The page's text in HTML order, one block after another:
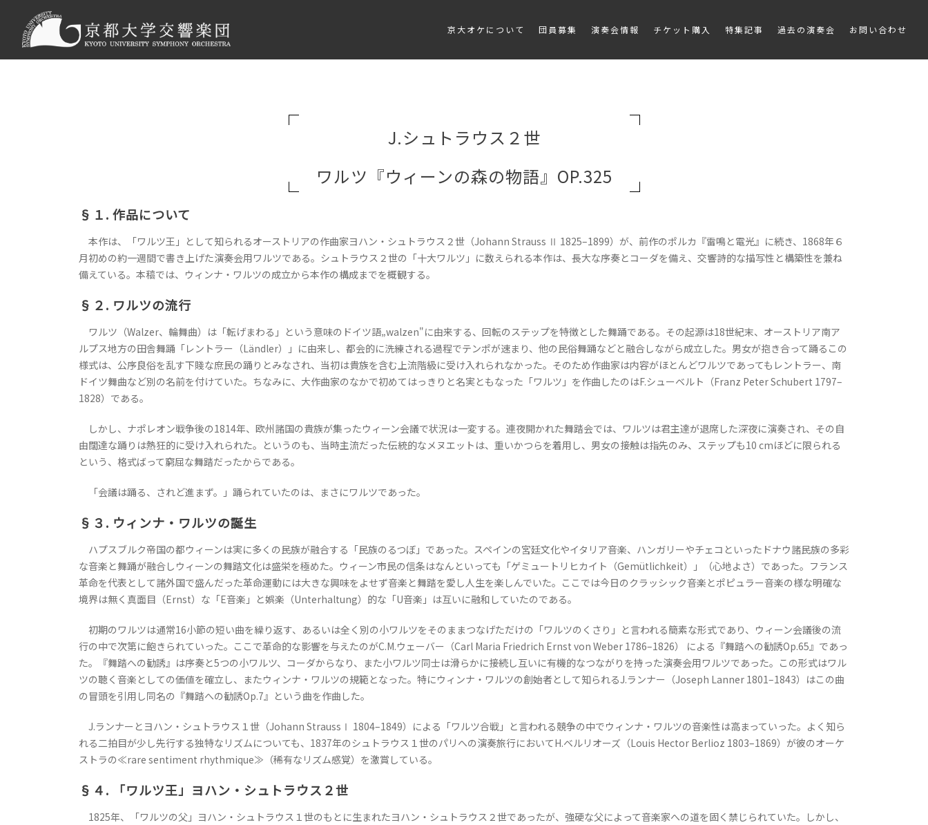
京大オケについて 団員募集 演奏会情報 チケット購入 特集記事 過去の演奏会 お問い合わせ
J.シュトラウス２世
ワルツ『ウィーンの森の物語』OP.325
§１. 作品について
本作は、「ワルツ王」として知られるオーストリアの作曲家ヨハン・シュトラウス２世（Johann Strauss Ⅱ 1825–1899）が、前作のポルカ『雷鳴と電光』に続き、1868年６
月初めの約一週間で書き上げた演奏会用ワルツである。シュトラウス２世の「十大ワルツ」に数えられる本作は、長大な序奏とコーダを備え、交響詩的な描写性と構築性を兼ね
備えている。本稿では、ウィンナ・ワルツの成立から本作の構成までを概観する。
§２. ワルツの流行
ワルツ（Walzer、輪舞曲）は「転げまわる」という意味のドイツ語„walzen"に由来する、回転のステップを特徴とした舞踊である。その起源は18世紀末、オーストリア南ア
ルプス地方の田舎舞踊「レントラー（Ländler）」に由来し、都会的に洗練される過程でテンポが速まり、他の民俗舞踊などと融合しながら成立した。男女が抱き合って踊るこの
様式は、公序良俗を乱す下賤な庶民の踊りとみなされ、当初は貴族を含む上流階級に受け入れられなかった。そのため作曲家は内容がほとんどワルツであってもレントラー、南
ドイツ舞曲など別の名前を付けていた。ちなみに、大作曲家のなかで初めてはっきりと名実ともなった「ワルツ」を作曲したのはF.シューベルト（Franz Peter Schubert 1797–
1828）である。
しかし、ナポレオン戦争後の1814年、欧州諸国の貴族が集ったウィーン会議で状況は一変する。連夜開かれた舞踏会では、ワルツは君主達が退席した深夜に演奏され、その自
由闊達な踊りは熱狂的に受け入れられた。というのも、当時主流だった伝統的なメヌエットは、重いかつらを着用し、男女の接触は指先のみ、ステップも10 cmほどに限られる
という、格式ばって窮屈な舞踏だったからである。
「会議は踊る、されど進まず。」踊られていたのは、まさにワルツであった。
§３. ウィンナ・ワルツの誕生
ハプスブルク帝国の都ウィーンは実に多くの民族が融合する「民族のるつぼ」であった。スペインの宮廷文化やイタリア音楽、ハンガリーやチェコといったドナウ諸民族の多彩
な音楽と舞踊が融合しウィーンの舞踏文化は盛栄を極めた。ウィーン市民の信条はなんといっても「ゲミュートリヒカイト（Gemütlichkeit）」（心地よさ）であった。フランス
革命を代表として諸外国で盛んだった革命運動には大きな興味をよせず音楽と舞踏を愛し人生を楽しんでいた。ここでは今日のクラッシック音楽とポピュラー音楽の様な明確な
境界は無く真面目（Ernst）な「E音楽」と娯楽（Unterhaltung）的な「U音楽」は互いに融和していたのである。
初期のワルツは通常16小節の短い曲を繰り返す、あるいは全く別の小ワルツをそのままつなげただけの「ワルツのくさり」と言われる簡素な形式であり、ウィーン会議後の流
行の中で次第に飽きられていった。ここで革命的な影響を与えたのがC.M.ウェーバー（Carl Maria Friedrich Ernst von Weber 1786–1826） による『舞踏への勧誘Op.65』であっ
た。『舞踏への勧誘』は序奏と5つの小ワルツ、コーダからなり、また小ワルツ同士は滑らかに接続し互いに有機的なつながりを持った演奏会用ワルツであった。この形式はワル
ツの聴く音楽としての価値を確立し、またウィンナ・ワルツの規範となった。特にウィンナ・ワルツの創始者として知られるJ.ランナー（Joseph Lanner 1801–1843）はこの曲
の冒頭を引用し同名の『舞踏への勧誘Op.7』という曲を作曲した。
J.ランナーとヨハン・シュトラウス１世（Johann StraussⅠ 1804–1849）による「ワルツ合戦」と言われる競争の中でウィンナ・ワルツの音楽性は高まっていった。よく知ら
れる二拍目が少し先行する独特なリズムについても、1837年のシュトラウス１世のパリへの演奏旅行においてH.ベルリオーズ（Louis Hector Berlioz 1803–1869）が彼のオーケ
ストラの≪rare sentiment rhythmique≫（稀有なリズム感覚）を激賞している。
§４. 「ワルツ王」ヨハン・シュトラウス２世
1825年、「ワルツの父」ヨハン・シュトラウス１世のもとに生まれたヨハン・シュトラウス２世であったが、強硬な父によって音楽家への道を固く禁じられていた。しかし、